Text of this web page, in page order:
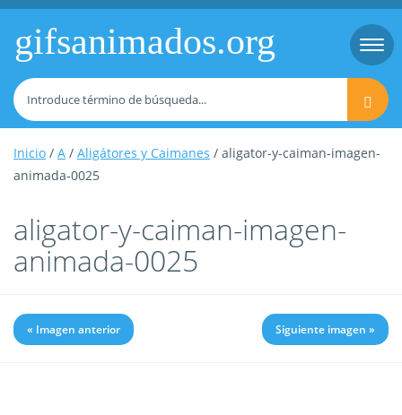
gifsanimados.org
Inicio / A / Aligátores y Caimanes / aligator-y-caiman-imagen-
animada-0025
aligator-y-caiman-imagen-
animada-0025
« Imagen anterior Siguiente imagen »